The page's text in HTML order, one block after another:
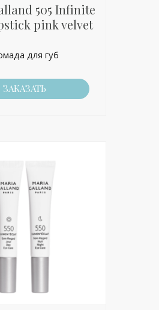
505 Infinite
pink velvet
для губ
ЗАКАЗАТЬ